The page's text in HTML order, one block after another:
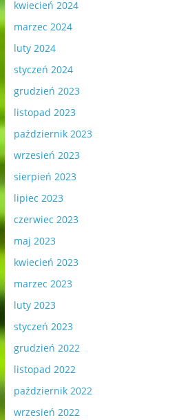
kwiecień 2024
marzec 2024
luty 2024
styczeń 2024
grudzień 2023
listopad 2023
październik 2023
wrzesień 2023
sierpień 2023
lipiec 2023
czerwiec 2023
maj 2023
kwiecień 2023
marzec 2023
luty 2023
styczeń 2023
grudzień 2022
listopad 2022
październik 2022
wrzesień 2022